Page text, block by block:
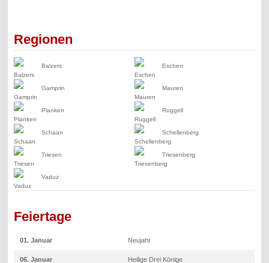
Regionen
Balzers Eschen
Gamprin Mauren
Planken Ruggell
Schaan Schellenberg
Triesen Triesenberg
Vaduz
Feiertage
01. Januar Neujahr
06. Januar Heilige Drei Könige